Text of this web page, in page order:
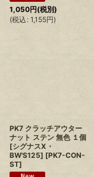
1,050円(税別)
(税込 : 1,155円)
PK7 クラッチアウター
ナット ステン 無色 １個
[シグナスX・
BW'S125] [PK7-CON-
ST]